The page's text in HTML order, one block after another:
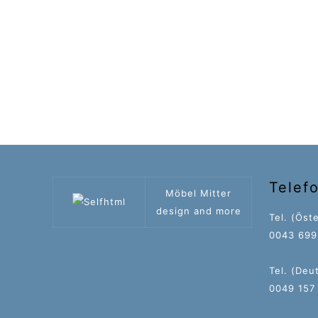
Möbel Mitter
design and more
Tel.
0043 699
Tel.
0049